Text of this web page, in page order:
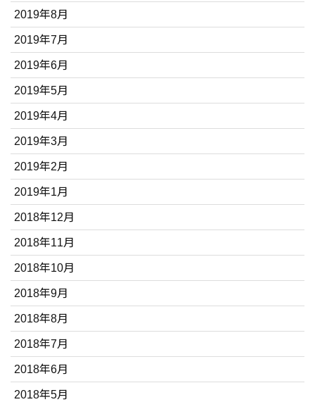
2019年8月
2019年7月
2019年6月
2019年5月
2019年4月
2019年3月
2019年2月
2019年1月
2018年12月
2018年11月
2018年10月
2018年9月
2018年8月
2018年7月
2018年6月
2018年5月